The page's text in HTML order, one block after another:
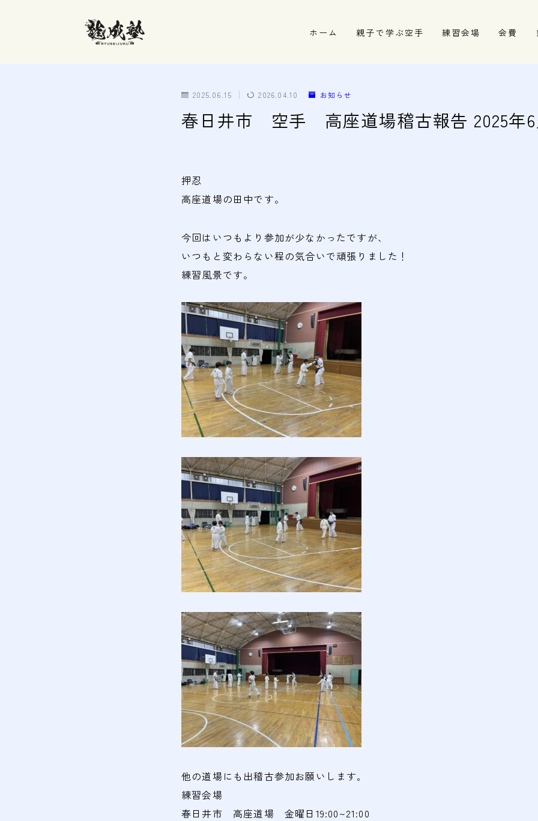
ホーム 親子で学ぶ空手 練習会場
清須市の道場
会費
2025.06.15 2026.04.10 お知らせ
春日井市 空手 高座道場稽古報告 2025年6
押忍
高座道場の田中です。
今回はいつもより参加が少なかったですが、
いつもと変わらない程の気合いで頑張りました！
練習風景です。
他の道場にも出稽古参加お願いします｡
練習会場
春日井市 高座道場 金曜日19:00~21:00